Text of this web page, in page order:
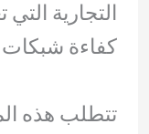
التجارية
كفاءة
تتطلب هذه